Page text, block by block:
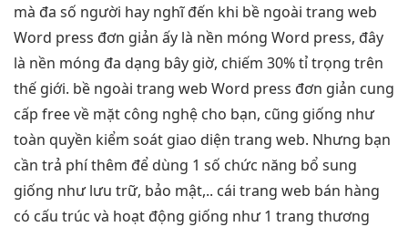
mà đa số người hay nghĩ đến khi bề ngoài trang web
Word press đơn giản ấy là nền móng Word press, đây
là nền móng đa dạng bây giờ, chiếm 30% tỉ trọng trên
thế giới. bề ngoài trang web Word press đơn giản cung
cấp free về mặt công nghệ cho bạn, cũng giống như
toàn quyền kiểm soát giao diện trang web. Nhưng bạn
cần trả phí thêm để dùng 1 số chức năng bổ sung
giống như lưu trữ, bảo mật,.. cái trang web bán hàng
có cấu trúc và hoạt động giống như 1 trang thương